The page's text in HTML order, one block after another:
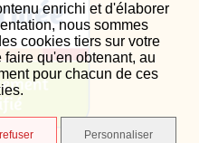
enrichi et d'élaborer
nous sommes
cookies tiers sur votre
qu'en obtenant, au
pour chacun de ces
Personnaliser